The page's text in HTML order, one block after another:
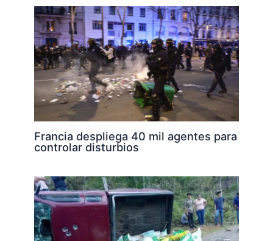
Francia despliega 40 mil agentes para
controlar disturbios